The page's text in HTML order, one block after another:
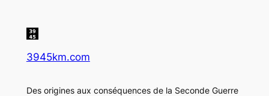
3945km.com
Des origines aux conséquences de la Seconde Guerre